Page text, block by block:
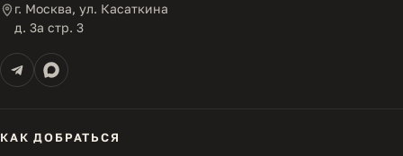
г. Москва, ул. Касаткина
д. 3а стр. 3
КАК ДОБРАТЬСЯ